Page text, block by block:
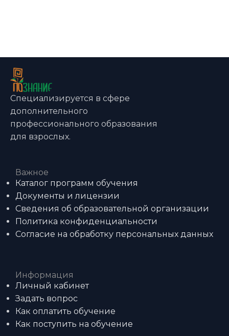
Специализируется в сфере
дополнительного
профессионального образования
для взрослых.
Важное
Каталог программ обучения
Документы и лицензии
Сведения об образовательной организации
Политика конфиденциальности
Согласие на обработку персональных данных
Информация
Личный кабинет
Задать вопрос
Как оплатить обучение
Как поступить на обучение